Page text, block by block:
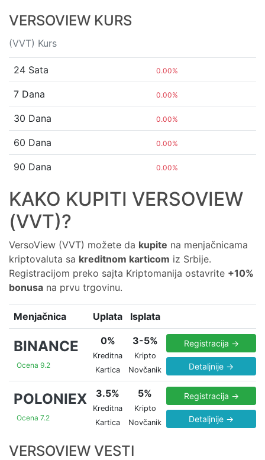
VERSOVIEW KURS
(VVT) Kurs
24 Sata 0.00%
7 Dana 0.00%
30 Dana 0.00%
60 Dana 0.00%
90 Dana 0.00%
KAKO KUPITI VERSOVIEW
(VVT)?
VersoView (VVT) možete da kupite na menjačnicama
kriptovaluta sa kreditnom karticom iz Srbije.
Registracijom preko sajta Kriptomanija ostavrite +10%
bonusa na prvu trgovinu.
Menjačnica Uplata Isplata
BINANCE
Ocena 9.2
0%
Kreditna
Kartica
3-5%
Kripto
Novčanik
Registracija →
Detaljnije →
POLONIEX
Ocena 7.2
3.5%
Kreditna
Kartica
5%
Kripto
Novčanik
Registracija →
Detaljnije →
VERSOVIEW VESTI